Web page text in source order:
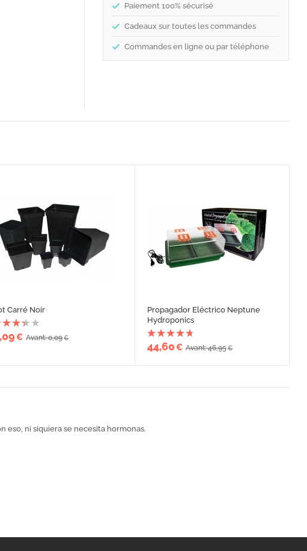
Paiement 100% sécurisé
Cadeaux sur toutes les commandes
Commandes en ligne ou par téléphone
Carré Noir
€ Avant: 0,09€
Propagador Eléctrico Neptune
Hydroponics
44,60€ Avant: 46,95€
eso, ni siquiera se necesita hormonas.